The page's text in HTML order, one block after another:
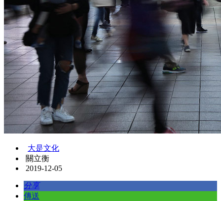
大是文化
關立衡
2019-12-05
分享
傳送